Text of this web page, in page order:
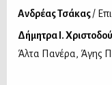
Ανδρέας Τσάκας/
Δήμητρα Ι.
Άλτα Πανέρα, Άγης